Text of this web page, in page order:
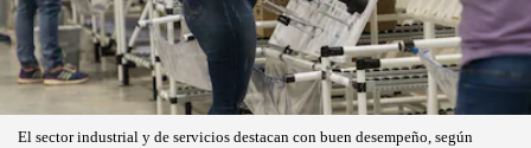
El sector industrial y de servicios destacan con buen desempeño, según